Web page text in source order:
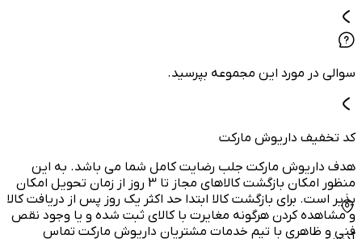
سوالی در مورد این مجموعه بپرسید.
کد تخفیف داریوش مارکت
هدف داریوش مارکت جلب رضایت کامل شما می باشد. به این
منظور امکان بازگشت کالاهای مجاز تا 3 روز از زمان تحویل امکان
پذیر است. برای بازگشت کالا ابتدا حد اکثر یک روز پس از دریافت کالا
و مشاهده کردن هرگونه مغایرت با کالای ثبت شده و یا وجود نقص
فنی و ظاهری با تیم خدمات مشتریان داریوش مارکت تماس